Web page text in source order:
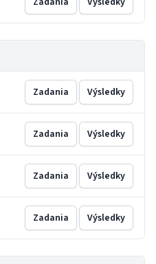
Zadania Výsledky
Zadania Výsledky
Zadania Výsledky
Zadania Výsledky